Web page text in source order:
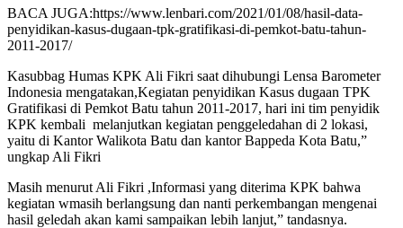
BACA JUGA:https://www.lenbari.com/2021/01/08/hasil-data-
penyidikan-kasus-dugaan-tpk-gratifikasi-di-pemkot-batu-tahun-
2011-2017/
Kasubbag Humas KPK Ali Fikri saat dihubungi Lensa Barometer
Indonesia mengatakan,Kegiatan penyidikan Kasus dugaan TPK
Gratifikasi di Pemkot Batu tahun 2011-2017, hari ini tim penyidik
KPK kembali melanjutkan kegiatan penggeledahan di 2 lokasi,
yaitu di Kantor Walikota Batu dan kantor Bappeda Kota Batu,”
ungkap Ali Fikri
Masih menurut Ali Fikri ,Informasi yang diterima KPK bahwa
kegiatan wmasih berlangsung dan nanti perkembangan mengenai
hasil geledah akan kami sampaikan lebih lanjut,” tandasnya.